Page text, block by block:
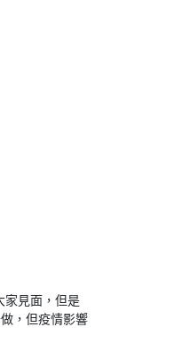
家見面，但是
，但疫情影響